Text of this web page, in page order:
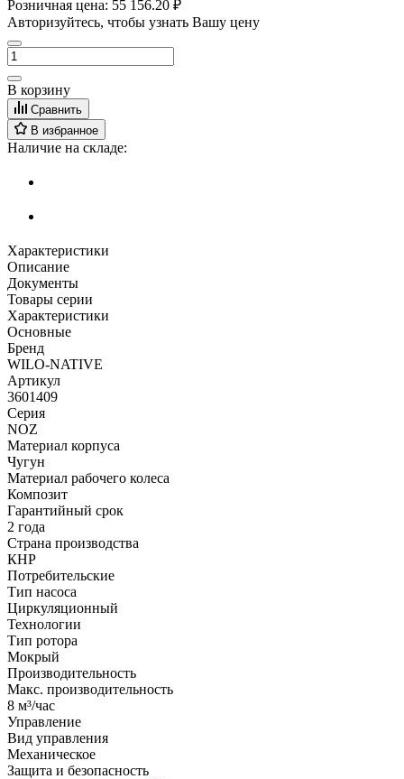
Розничная цена: 55 156.20 ₽
Авторизуйтесь, чтобы узнать Вашу цену
В корзину
Сравнить
В избранное
Наличие на складе:
Характеристики
Описание
Документы
Товары серии
Характеристики
Основные
Бренд
WILO-NATIVE
Артикул
3601409
Серия
NOZ
Материал корпуса
Чугун
Материал рабочего колеса
Композит
Гарантийный срок
2 года
Страна производства
КНР
Потребительские
Тип насоса
Циркуляционный
Технологии
Тип ротора
Мокрый
Производительность
Макс. производительность
8 м³/час
Управление
Вид управления
Механическое
Защита и безопасность